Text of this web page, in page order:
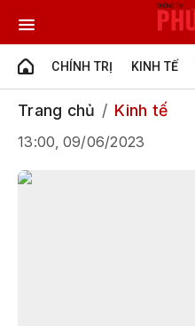
CHÍNH TRỊ KINH TẾ
Trang chủ Kinh tế
13:00, 09/06/2023